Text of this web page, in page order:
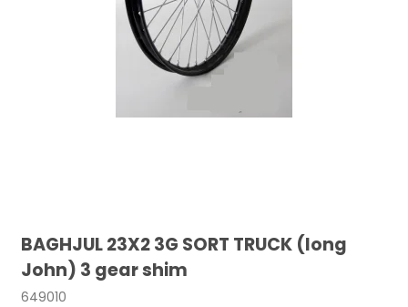
BAGHJUL 23X2 3G SORT TRUCK (long
John) 3 gear shim
649010